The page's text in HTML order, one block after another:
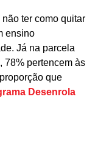
ter como quitar
ensino
Já na parcela
78% pertencem às
que
Desenrola